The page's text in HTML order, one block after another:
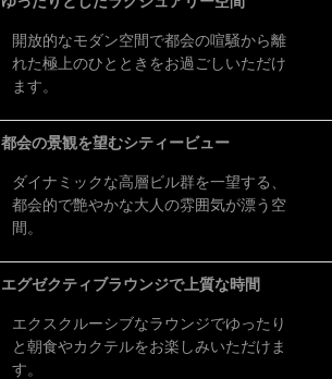
開放的なモダン空間で都会の喧騒から離
れた極上のひとときをお過ごしいただけ
ます。
都会の景観を望むシティービュー
ダイナミックな高層ビル群を一望する、
都会的で艶やかな大人の雰囲気が漂う空
間。
エグゼクティブラウンジで上質な時間
エクスクルーシブなラウンジでゆったり
と朝食やカクテルをお楽しみいただけま
す。